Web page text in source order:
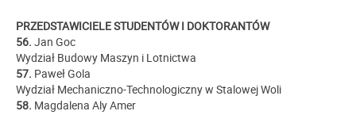
PRZEDSTAWICIELE STUDENTÓW I DOKTORANTÓW
56. Jan Goc
Wydział Budowy Maszyn i Lotnictwa
57. Paweł Gola
Wydział Mechaniczno-Technologiczny w Stalowej Woli
58. Magdalena Aly Amer